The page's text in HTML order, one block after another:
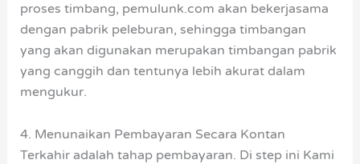
proses timbang, pemulunk.com akan bekerjasama
dengan pabrik peleburan, sehingga timbangan
yang akan digunakan merupakan timbangan pabrik
yang canggih dan tentunya lebih akurat dalam
mengukur.
4. Menunaikan Pembayaran Secara Kontan
Terkahir adalah tahap pembayaran. Di step ini Kami